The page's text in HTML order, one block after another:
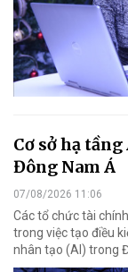
Cơ sở hạ
Đông Nam Á
07/08/2026 11:06
Các tổ chức tài
trong việc tạo điều
nhân tạo (AI) trong